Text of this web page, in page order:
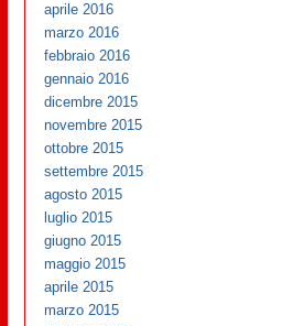
aprile 2016
marzo 2016
febbraio 2016
gennaio 2016
dicembre 2015
novembre 2015
ottobre 2015
settembre 2015
agosto 2015
luglio 2015
giugno 2015
maggio 2015
aprile 2015
marzo 2015